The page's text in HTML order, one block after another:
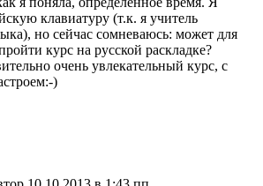
клавиатуру (т.к. я учитель
но сейчас сомневаюсь: может для
курс на русской раскладке?
очень увлекательный курс, с
)